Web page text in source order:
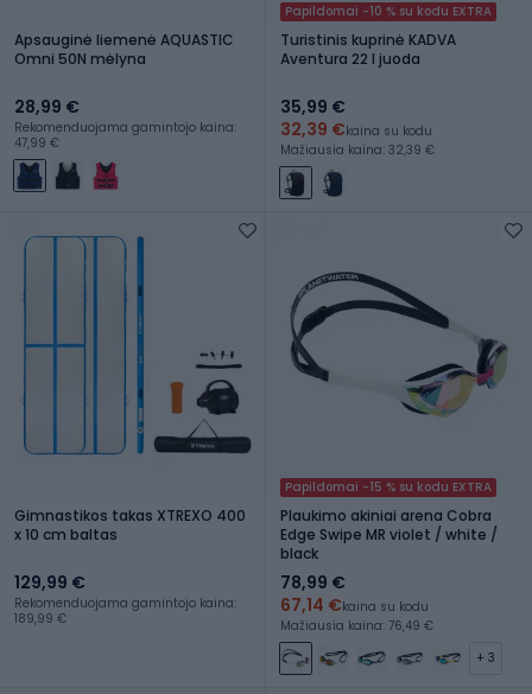
Apsauginė liemenė AQUASTIC
Omni 50N mėlyna
28,99 €
Rekomenduojama gamintojo kaina:
47,99 €
Papildomai -10 % su kodu EXTRA
Turistinis kuprinė KADVA
Aventura 22 l juoda
35,99 €
32,39 €kaina su kodu
Mažiausia kaina: 32,39 €
Gimnastikos takas XTREXO 400
x 10 cm baltas
129,99 €
Rekomenduojama gamintojo kaina:
189,99 €
Papildomai -15 % su kodu EXTRA
Plaukimo akiniai arena Cobra
Edge Swipe MR violet / white /
black
78,99 €
67,14 €kaina su kodu
Mažiausia kaina: 76,49 €
+ 3